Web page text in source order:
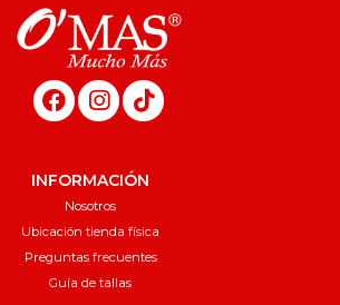
INFORMACIÓN
Nosotros
Ubicación tienda física
Preguntas frecuentes
Guía de tallas